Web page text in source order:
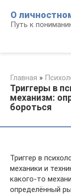
контенту
О
Путь к
Главная »
Триггеры в
механизм:
бороться
Триггер в
механики и
какого-то
определённый